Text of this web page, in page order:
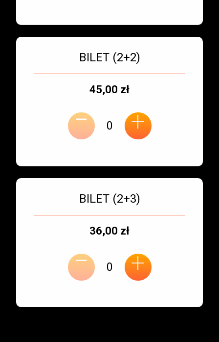
Bilet numer 3
Typ
biletu:
BILET (2+2)
Typ
Cena
45,00 zł
- +
Bilet numer 4
Typ
biletu:
BILET (2+3)
Typ
Cena
36,00 zł
- +